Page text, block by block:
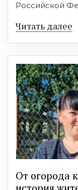
Российской
Читать далее
От огорода